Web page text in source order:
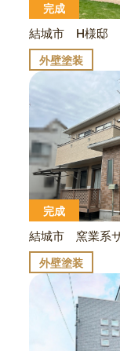
完成
外壁塗装
完成
外壁塗装